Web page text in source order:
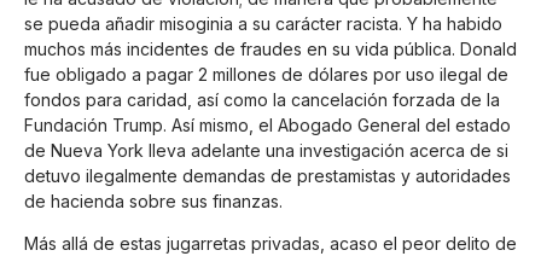
se pueda añadir misoginia a su carácter racista. Y ha habido
muchos más incidentes de fraudes en su vida pública. Donald
fue obligado a pagar 2 millones de dólares por uso ilegal de
fondos para caridad, así como la cancelación forzada de la
Fundación Trump. Así mismo, el Abogado General del estado
de Nueva York lleva adelante una investigación acerca de si
detuvo ilegalmente demandas de prestamistas y autoridades
de hacienda sobre sus finanzas.
Más allá de estas jugarretas privadas, acaso el peor delito de